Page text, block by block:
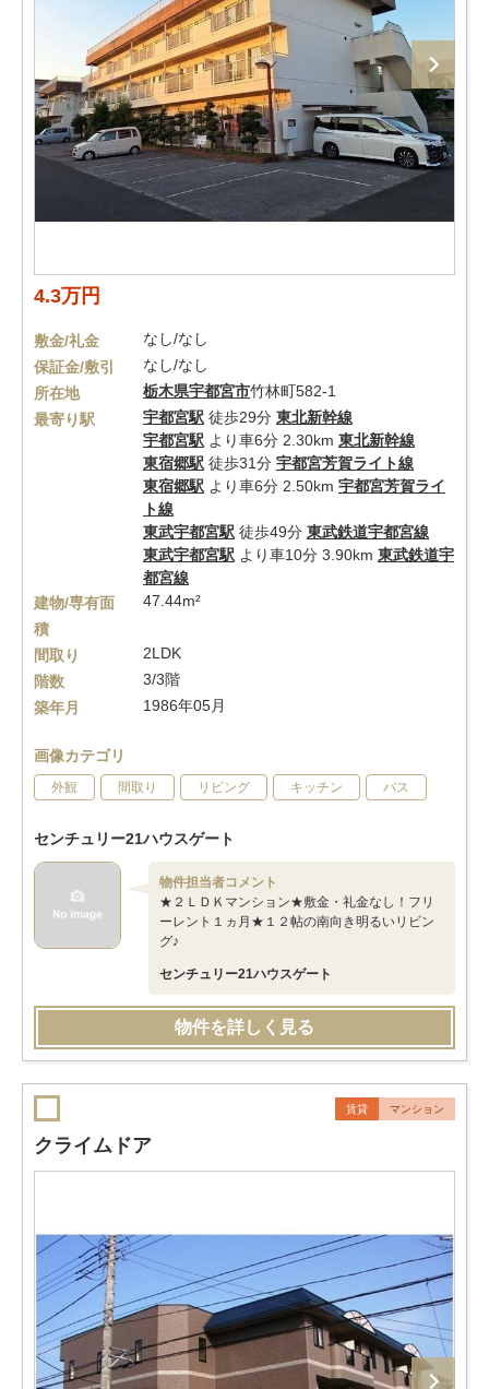
4.3万円
敷金/礼金
なし/なし
保証金/敷引
なし/なし
所在地
栃木県宇都宮市竹林町582-1
最寄り駅
宇都宮駅 徒歩29分 東北新幹線
宇都宮駅 より車6分 2.30km 東北新幹線
東宿郷駅 徒歩31分 宇都宮芳賀ライト線
東宿郷駅 より車6分 2.50km 宇都宮芳賀ライ
ト線
東武宇都宮駅 徒歩49分 東武鉄道宇都宮線
東武宇都宮駅 より車10分 3.90km 東武鉄道宇
都宮線
建物/専有面
積
47.44m²
間取り
2LDK
階数
3/3階
築年月
1986年05月
画像カテゴリ
外観 間取り リビング キッチン バス
センチュリー21ハウスゲート
物件担当者コメント
★２ＬＤＫマンション★敷金・礼金なし！フリ
ーレント１ヵ月★１２帖の南向き明るいリビン
グ♪
センチュリー21ハウスゲート
物件を詳しく見る
賃貸 マンション
クライムドア